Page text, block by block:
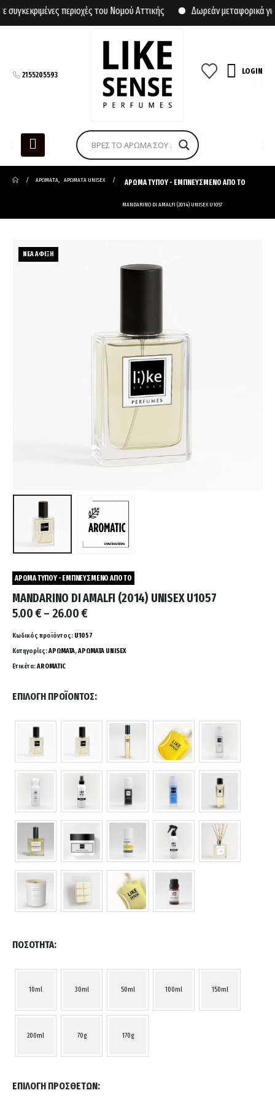
περιοχές του Νομού Αττικής Δωρεάν μεταφορικά για
2155205593 LOGIN
ΑΡΩΜΑΤΑ, ΑΡΩΜΑΤΑ UNISEX ΑΡΩΜΑ ΤΥΠΟΥ - ΕΜΠΝΕΥΣΜΕΝΟ ΑΠΟ ΤΟ
MANDARINO DI AMALFI (2014) UNISEX U1057
ΝΕΑ ΑΦΙΞΗ
ΑΡΩΜΑ ΤΥΠΟΥ - ΕΜΠΝΕΥΣΜΕΝΟ ΑΠΟ ΤΟ
MANDARINO DI AMALFI (2014) UNISEX U1057
5.00€– 26.00€Price
5.00 €
through
Κωδικός προϊόντος: U1057
Κατηγορίες:ΑΡΩΜΑΤΑ,ΑΡΩΜΑΤΑ UNISEX
Ετικέτα:AROMATIC
ΕΠΙΛΟΓΉ ΠΡΟΪΌΝΤΟΣ
ΠΟΣΌΤΗΤΑ
10ml 30ml 50ml 100ml 150ml
200ml 70g 170g
ΕΠΙΛΟΓΉ ΠΡΌΣΘΕΤΩΝ